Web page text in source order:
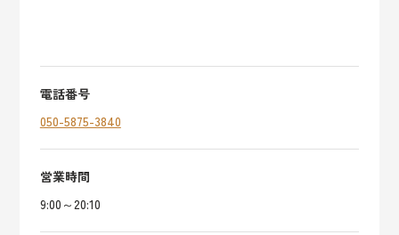
電話番号
050-5875-3840
営業時間
9:00～20:10